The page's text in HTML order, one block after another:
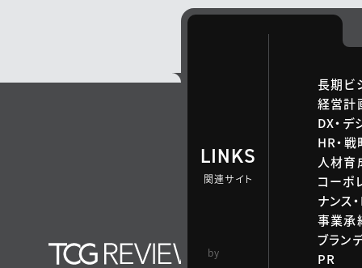
LINKS
関連サイト
長期ビ
経営計
DX・デ
HR・
人材育
コーポ
ナンス
事業承
ブラン
PR
by